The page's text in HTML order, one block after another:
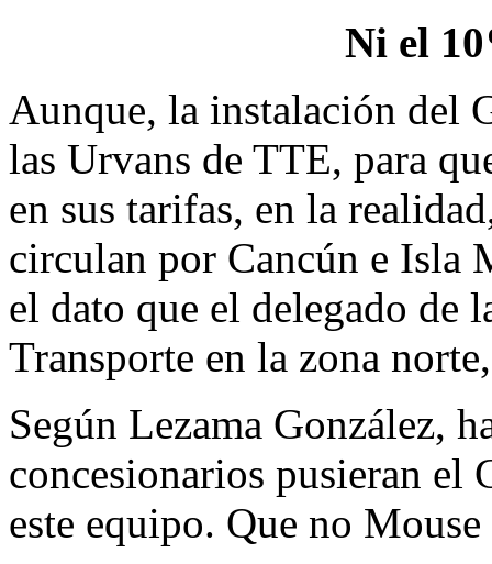
Ni el
Aunque, la instalación del
las Urvans de TTE, para
en sus tarifas, en la
circulan por Cancún e Isla
el dato que el delegado de
Transporte en la zona
Según Lezama González,
concesionarios pusieran el
este equipo. Que no